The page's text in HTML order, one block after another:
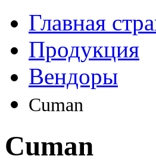
Главная
Продукция
Вендоры
Cuman
Cuman